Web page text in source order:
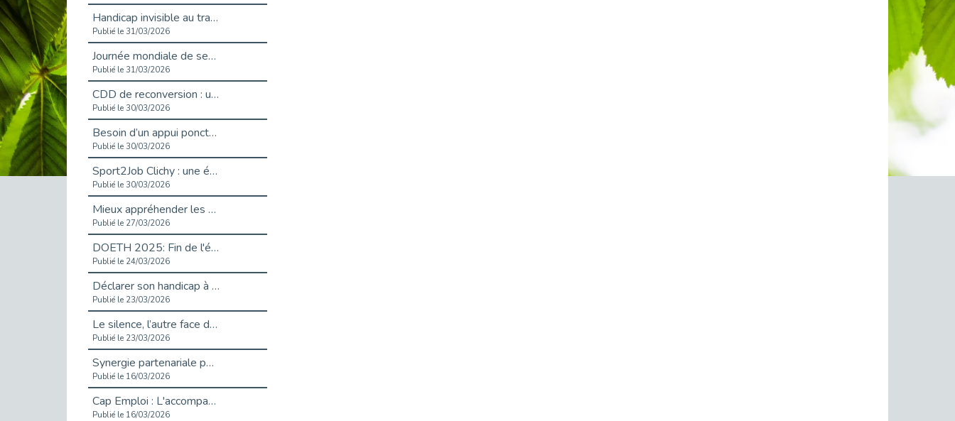
Handicap invisible au travail : se taire ou parler? - vidéo
Publié le 31/03/2026
Journée mondiale de sensibilisation à l’autisme
Publié le 31/03/2026
CDD de reconversion : un nouveau contrat pour sécuriser le changement de métier.
Publié le 30/03/2026
Besoin d’un appui ponctuel expertise handicap ?
Publié le 30/03/2026
Sport2Job Clichy : une édition altoséquanaise avec Cap Emploi 92.
Publié le 30/03/2026
Mieux appréhender les enjeux du handicap singulier en entreprise - vidéo
Publié le 27/03/2026
DOETH 2025: Fin de l'écrêtement
Publié le 24/03/2026
Déclarer son handicap à son employeur : un levier professionnel ?
Publié le 23/03/2026
Le silence, l’autre face du recrutement : un appel au respect des candidats.
Publié le 23/03/2026
Synergie partenariale pour l'Inclusion Professionnelle chez Orange
Publié le 16/03/2026
Cap Emploi : L'accompagnement EXH c’est quoi ?
Publié le 16/03/2026